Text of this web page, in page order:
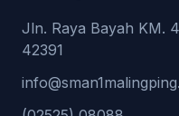
Jln. Raya Bayah KM.
42391